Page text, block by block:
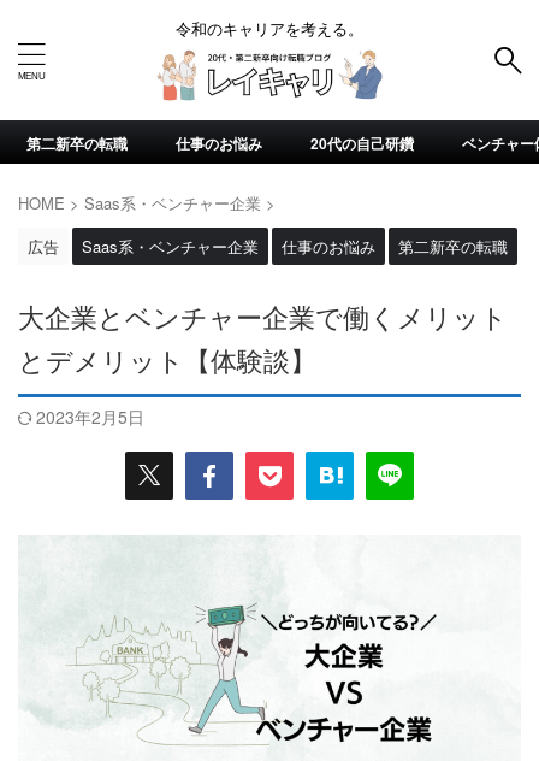
令和のキャリアを考える。
第二新卒の転職 仕事のお悩み 20代の自己研鑽 ベンチャー
HOME > Saas系・ベンチャー企業 >
広告
Saas系・ベンチャー企業 仕事のお悩み 第二新卒の転職
大企業とベンチャー企業で働くメリット
とデメリット【体験談】
2023年2月5日